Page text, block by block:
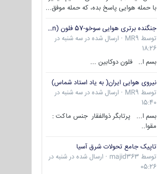
با حمله هوایی پاسخ بده، که حمله موفق...
جنگنده برتری هوایی سوخو-57 فلون (Su-57/Felon)
توسط MR9
· ارسال شده در سه شنبه در
18:26
بسم ا.. فلون دوکابین ...
نیروی هوایی ایران( به یاد استاد شماس)
توسط MR9
· ارسال شده در سه شنبه در
15:40
بسم ا... پرتابگر ذوالفقار جنس ماکت :
مقوا..
تاپیک جامع تحولات شرق آسیا
توسط majid363
· ارسال شده در شنبه در
05:26